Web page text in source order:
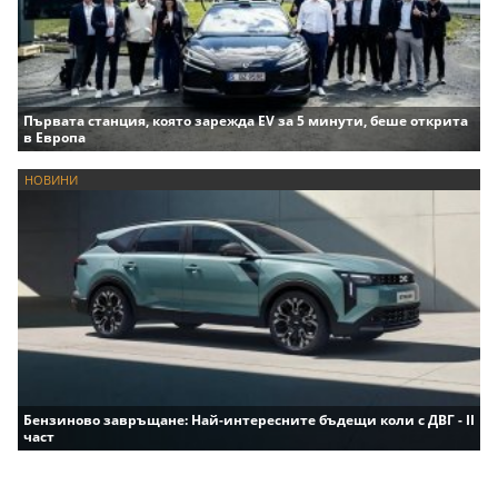
Първата станция, която зарежда EV за 5 минути, беше открита
в Европа
НОВИНИ
Бензиново завръщане: Най-интересните бъдещи коли с ДВГ - II
част